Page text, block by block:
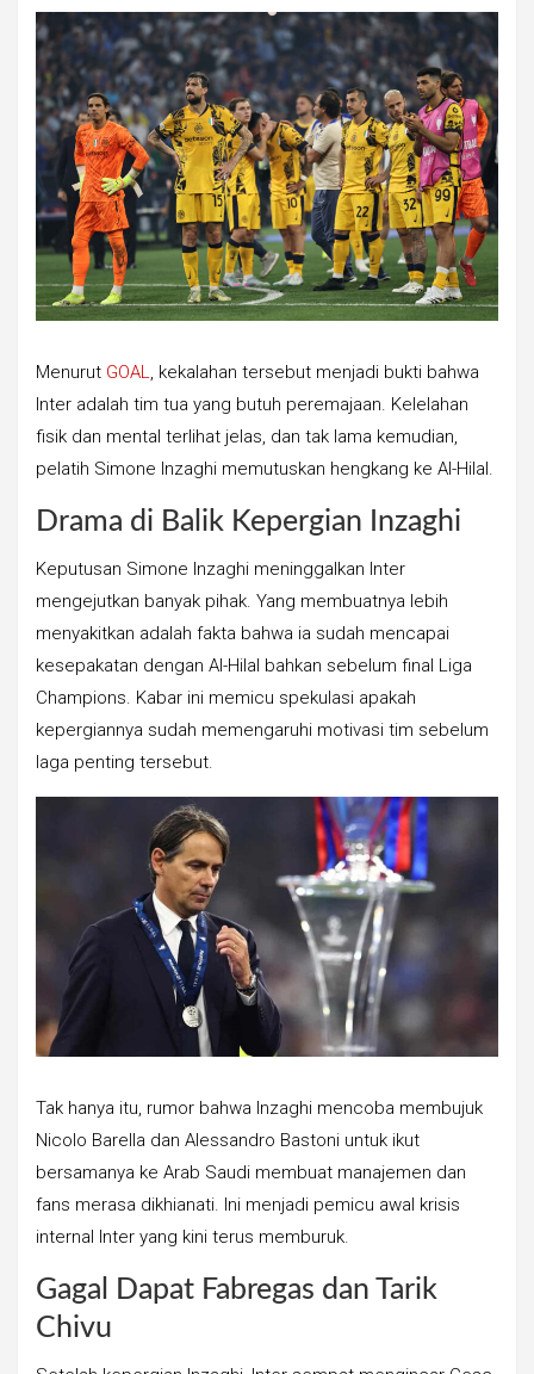
Menurut GOAL, kekalahan tersebut menjadi bukti bahwa
Inter adalah tim tua yang butuh peremajaan. Kelelahan
fisik dan mental terlihat jelas, dan tak lama kemudian,
pelatih Simone Inzaghi memutuskan hengkang ke Al-Hilal.
Drama di Balik Kepergian Inzaghi
Keputusan Simone Inzaghi meninggalkan Inter
mengejutkan banyak pihak. Yang membuatnya lebih
menyakitkan adalah fakta bahwa ia sudah mencapai
kesepakatan dengan Al-Hilal bahkan sebelum final Liga
Champions. Kabar ini memicu spekulasi apakah
kepergiannya sudah memengaruhi motivasi tim sebelum
laga penting tersebut.
Tak hanya itu, rumor bahwa Inzaghi mencoba membujuk
Nicolo Barella dan Alessandro Bastoni untuk ikut
bersamanya ke Arab Saudi membuat manajemen dan
fans merasa dikhianati. Ini menjadi pemicu awal krisis
internal Inter yang kini terus memburuk.
Gagal Dapat Fabregas dan Tarik
Chivu